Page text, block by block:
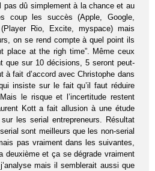
pas dû simplement à la chance et au
coup les succès (Apple, Google,
Rio, Excite, myspace) mais
on se rend compte à quel point ils
place at the righ time”. Même ceux
que sur 10 décisions, 5 seront peut-
fait d’accord avec Christophe dans
insiste sur le fait qu’il faut réduire
le risque et l’incertitude restent
Kott a fait allusion à une étude
les serial entrepreneurs. Résultat
sont meilleurs que les non-serial
pas vraiment dans les suivantes,
deuxième et ça se dégrade vraiment
mais il semblerait aussi que